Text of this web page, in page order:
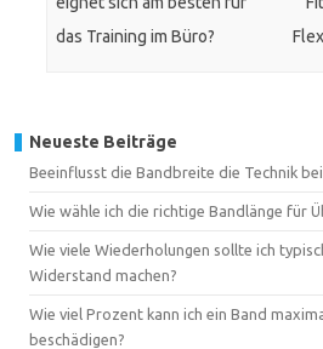
das Training im Büro?
Neueste Beiträge
Beeinflusst die Bandbreite die Technik
Wie wähle ich die richtige Bandlänge für
Wie viele Wiederholungen sollte ich
Widerstand machen?
Wie viel Prozent kann ich ein Band
beschädigen?